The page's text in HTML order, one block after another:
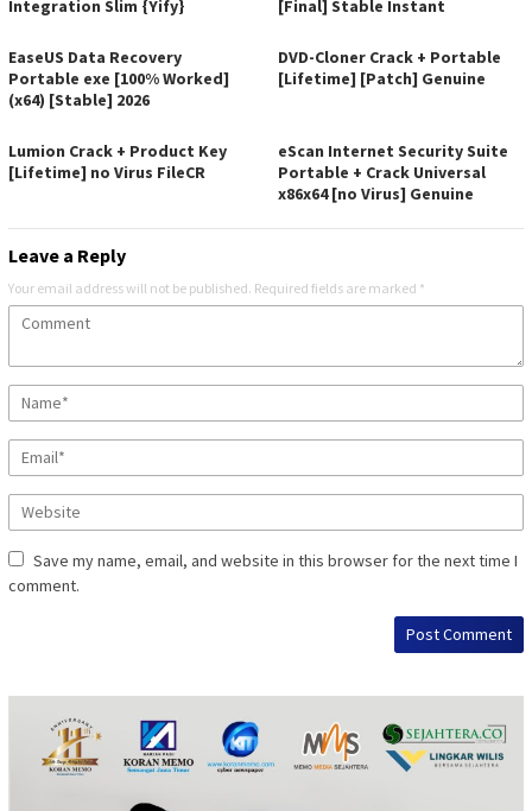
Integration Slim {Yify} [Final] Stable Instant
EaseUS Data Recovery
Portable exe [100% Worked]
(x64) [Stable] 2026
DVD-Cloner Crack + Portable
[Lifetime] [Patch] Genuine
Lumion Crack + Product Key
[Lifetime] no Virus FileCR
eScan Internet Security Suite
Portable + Crack Universal
x86x64 [no Virus] Genuine
Leave a Reply
Your email address will not be published. Required fields are marked *
Save my name, email, and website in this browser for the next time I
comment.